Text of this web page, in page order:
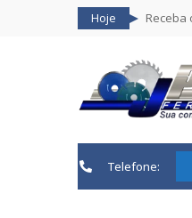
Hoje Receba
Telefone: